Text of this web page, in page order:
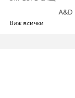
A&D
Виж всички